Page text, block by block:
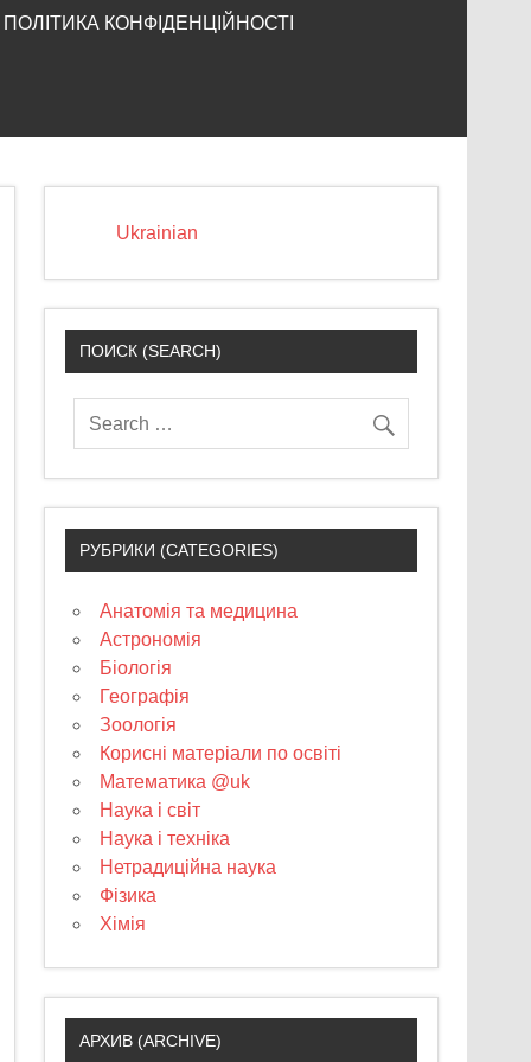
ПОЛІТИКА КОНФІДЕНЦІЙНОСТІ
Ukrainian
ПОИСК (SEARCH)
РУБРИКИ (CATEGORIES)
Анатомія та медицина
Астрономія
Біологія
Географія
Зоологія
Корисні матеріали по освіті
Математика @uk
Наука і світ
Наука і техніка
Нетрадиційна наука
Фізика
Хімія
АРХИВ (ARCHIVE)